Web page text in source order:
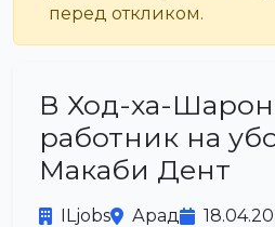
перед откликом.
В Ход-ха-Шарон
работник на
Макаби Дент
ILjobs Арад